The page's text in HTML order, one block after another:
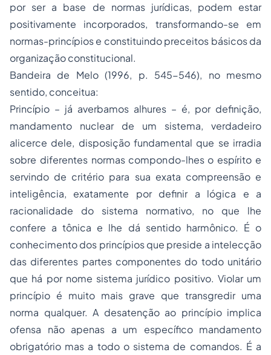
por ser a base de normas jurídicas, podem estar
positivamente incorporados, transformando-se em
normas-princípios e constituindo preceitos básicos da
organização constitucional.
Bandeira de Melo (1996, p. 545-546), no mesmo
sentido, conceitua:
Princípio – já averbamos alhures – é, por definição,
mandamento nuclear de um sistema, verdadeiro
alicerce dele, disposição fundamental que se irradia
sobre diferentes normas compondo-lhes o espírito e
servindo de critério para sua exata compreensão e
inteligência, exatamente por definir a lógica e a
racionalidade do sistema normativo, no que lhe
confere a tônica e lhe dá sentido harmônico. É o
conhecimento dos princípios que preside a intelecção
das diferentes partes componentes do todo unitário
que há por nome sistema jurídico positivo. Violar um
princípio é muito mais grave que transgredir uma
norma qualquer. A desatenção ao princípio implica
ofensa não apenas a um específico mandamento
obrigatório mas a todo o sistema de comandos. É a